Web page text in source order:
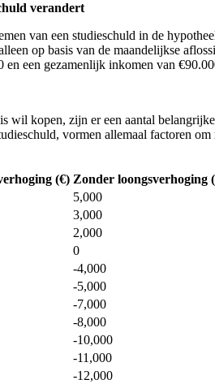
verandert
van een studieschuld in de
op basis van de maandelijkse
en een gezamenlijk inkomen van
wil kopen, zijn er een aantal
vormen allemaal factoren
(€) Zonder loongsverhoging
5,000
3,000
2,000
0
-4,000
-5,000
-7,000
-8,000
-10,000
-11,000
-12,000